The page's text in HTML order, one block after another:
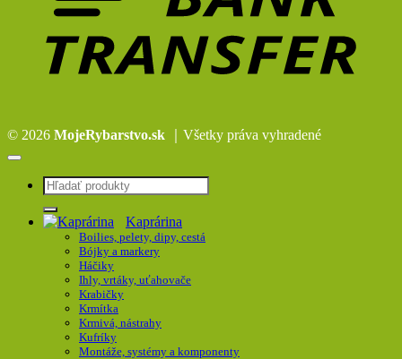
© 2026 MojeRybarstvo.sk ｜Všetky práva vyhradené
Hľadať:
Kaprárina
Boilies, pelety, dipy, cestá
Bójky a markery
Háčiky
Ihly, vrtáky, uťahovače
Krabičky
Krmítka
Krmivá, nástrahy
Kufríky
Montáže, systémy a komponenty